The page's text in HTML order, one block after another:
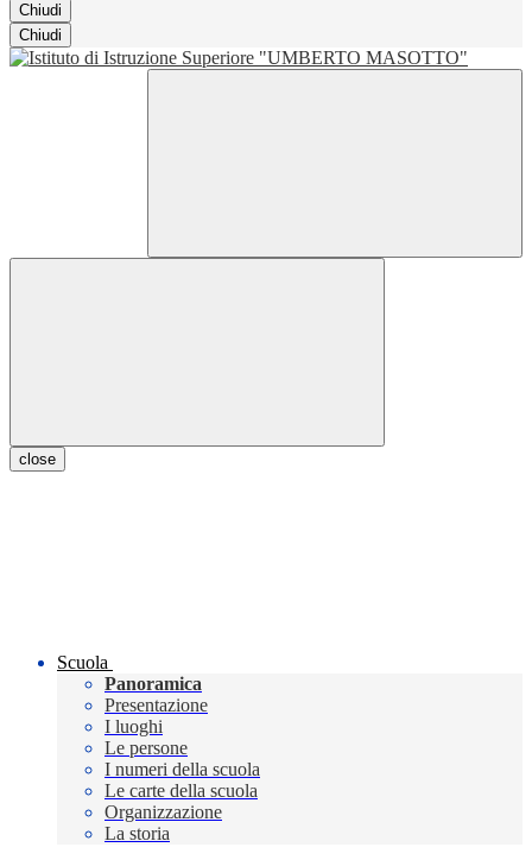
Chiudi
Chiudi
close
Scuola
Panoramica
Presentazione
I luoghi
Le persone
I numeri della scuola
Le carte della scuola
Organizzazione
La storia